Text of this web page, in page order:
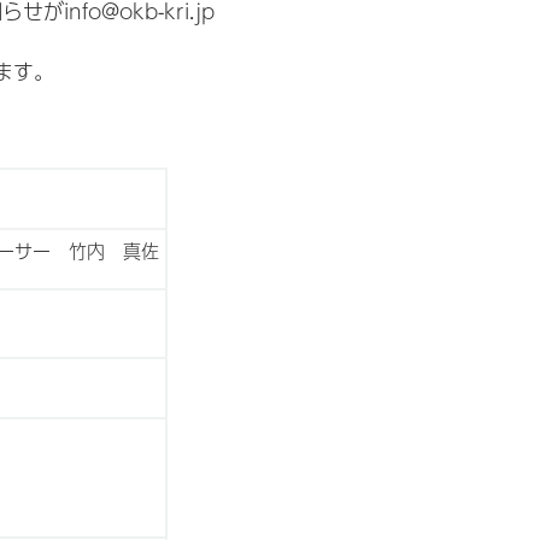
らせがinfo@okb-kri.jp
。
ーサー 竹内 真佐